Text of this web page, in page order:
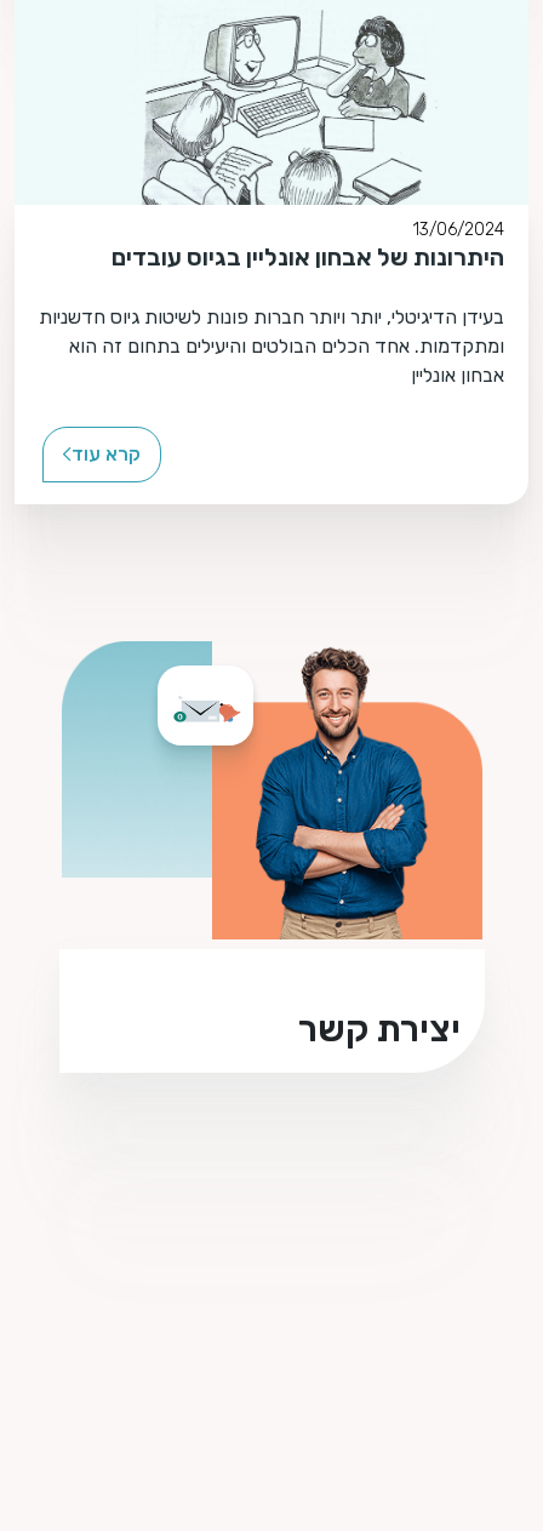
13/06/2024
היתרונות של אבחון אונליין בגיוס עובדים
בעידן הדיגיטלי, יותר ויותר חברות פונות לשיטות גיוס חדשניות
ומתקדמות. אחד הכלים הבולטים והיעילים בתחום זה הוא
אבחון אונליין
קרא עוד
יצירת קשר